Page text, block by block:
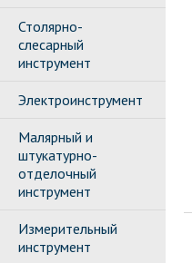
Столярно-
слесарный
инструмент
Электроинструмент
Малярный и
штукатурно-
отделочный
инструмент
Измерительный
инструмент